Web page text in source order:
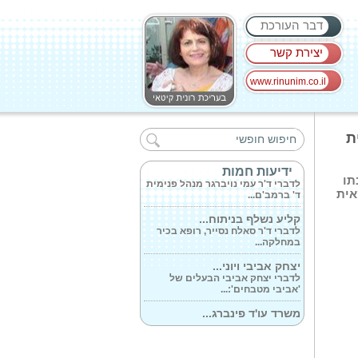
דבר העורכת
יצירת קשר
www.rinunim.co.il
ידיעות חמות
לאדל נמאס והיא מחליטה לבדוק אם
בבתים...
סכנה: סוכני...
לדברי ד'ר עמי נויברגר מנהל פנימית
ד' ברמב'ם...
קליע נשלף בניתוח...
לדברי ד'ר סאלח נסייר, רופא בכיר
במחלקה...
יצחק אביבי ויוני...
לדברי יצחק אביבי הבעלים של
'אביבי מטבחים':...
משרד עו'ד פינברג...
לדברי עו'ד ירון קרמר:'פירמת עורכי